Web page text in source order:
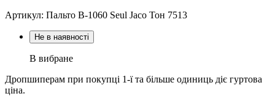
Артикул: Пальто В-1060 Seul Jaco Тон 7513
Не в наявності
В вибране
Дропшиперам при покупці 1-ї та більше одиниць діє гуртова
ціна.